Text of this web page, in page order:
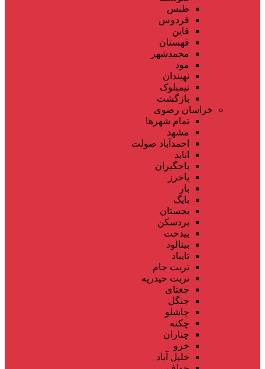
طبس
فردوس
قاین
قهستان
محمدشهر
مود
نهبندان
نیمبلوک
بازگشت
خراسان رضوی
تمام شهر‌ها
مشهد
احمدآباد صولت
انابد
باجگیران
باخرز
بار
بایگ
بجستان
بردسکن
بیدخت
بینالود
تایباد
تربت جام
تربت حیدریه
جغتای
جنگل
چاشلو
چکنه
چناران
خرو
خلیل آباد